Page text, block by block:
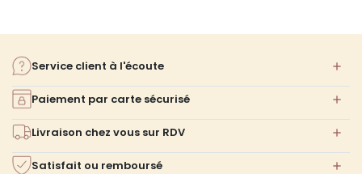
Service client à l'écoute
Paiement par carte sécurisé
Livraison chez vous sur RDV
Satisfait ou remboursé